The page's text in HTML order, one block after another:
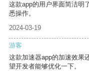
这款app的用户界面简洁明
悉操作。
2024-03-19
游客
这款加速器app的加速效果
望开发者能够优化一下。